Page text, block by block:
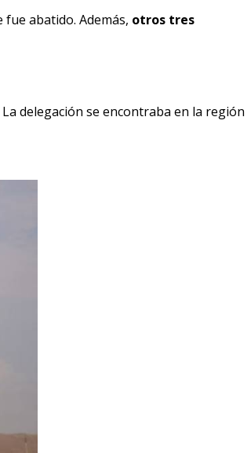
abatido. Además, otros tres
delegación se encontraba en la región